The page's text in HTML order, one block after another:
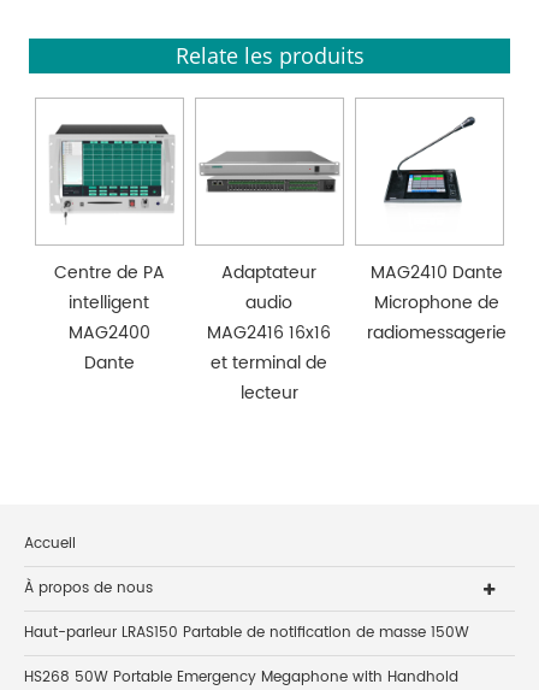
Relate les produits
Centre de PA
intelligent
MAG2400
Dante
Adaptateur
audio
MAG2416 16x16
et terminal de
lecteur
MAG2410 Dante
Microphone de
radiomessagerie
Accueil
À propos de nous
Haut-parleur LRAS150 Partable de notification de masse 150W
HS268 50W Portable Emergency Megaphone with Handhold